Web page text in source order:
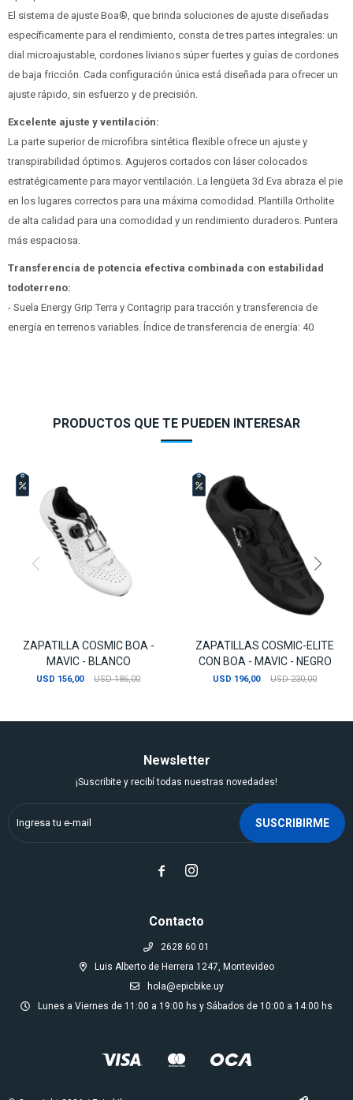
El sistema de ajuste Boa®, que brinda soluciones de ajuste diseñadas
específicamente para el rendimiento, consta de tres partes integrales: un
dial microajustable, cordones livianos súper fuertes y guías de cordones
de baja fricción. Cada configuración única está diseñada para ofrecer un
ajuste rápido, sin esfuerzo y de precisión.
Excelente ajuste y ventilación:
La parte superior de microfibra sintética flexible ofrece un ajuste y
transpirabilidad óptimos. Agujeros cortados con láser colocados
estratégicamente para mayor ventilación. La lengüeta 3d Eva abraza el pie
en los lugares correctos para una máxima comodidad. Plantilla Ortholite
de alta calidad para una comodidad y un rendimiento duraderos. Puntera
más espaciosa.
Transferencia de potencia efectiva combinada con estabilidad
todoterreno:
- Suela Energy Grip Terra y Contagrip para tracción y transferencia de
energía en terrenos variables. Índice de transferencia de energía: 40
PRODUCTOS QUE TE PUEDEN INTERESAR
ZAPATILLA COSMIC BOA -
MAVIC - BLANCO
USD 156,00 USD 186,00
ZAPATILLAS COSMIC-ELITE
CON BOA - MAVIC - NEGRO
USD 196,00 USD 230,00
Contacto
2628 60 01
Luis Alberto de Herrera 1247, Montevideo
hola@epicbike.uy
Lunes a Viernes de 11:00 a 19:00 hs y Sábados de 10:00 a 14:00 hs
Newsletter
¡Suscribite y recibí todas nuestras novedades!
SUSCRIBIRME
 